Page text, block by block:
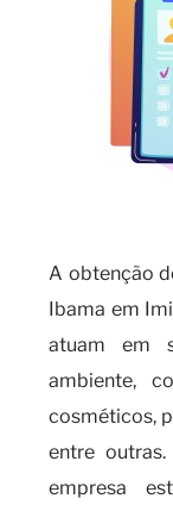
A obtenção
Ibama em
atuam em
ambiente,
cosméticos,
entre
empresa